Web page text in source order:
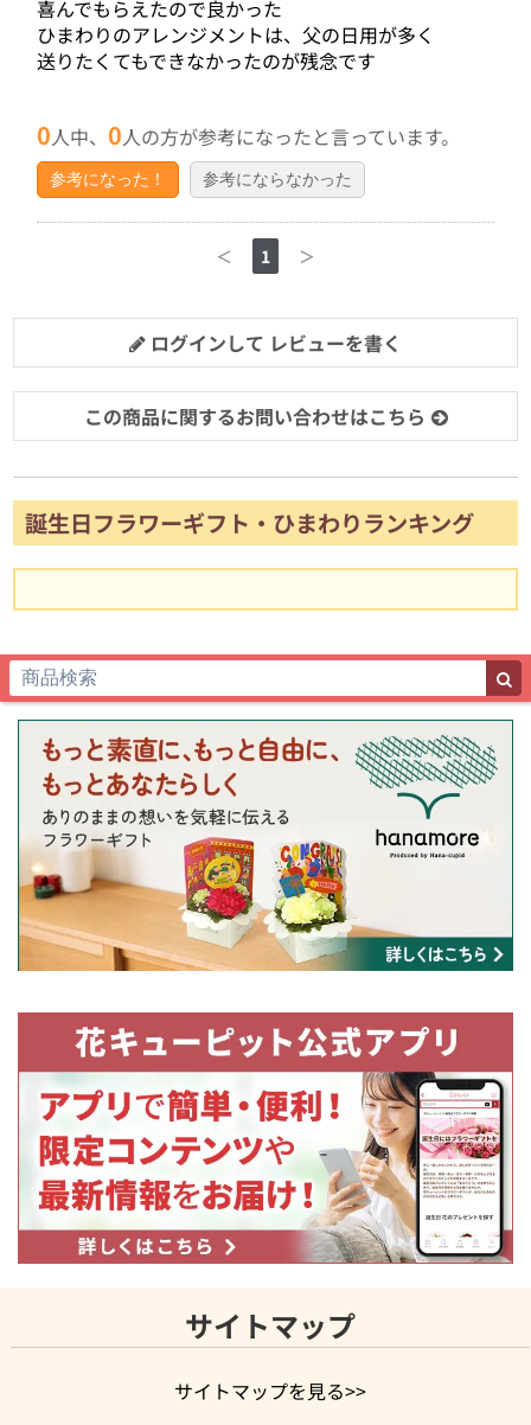
喜んでもらえたので良かった
ひまわりのアレンジメントは、父の日用が多く
送りたくてもできなかったのが残念です
0人中、0人の方が参考になったと言っています。
参考になった！ 参考にならなかった
＜ 1 ＞
ログインして レビューを書く
この商品に関するお問い合わせはこちら
誕生日フラワーギフト・ひまわりランキング
サイトマップ
サイトマップを見る>>